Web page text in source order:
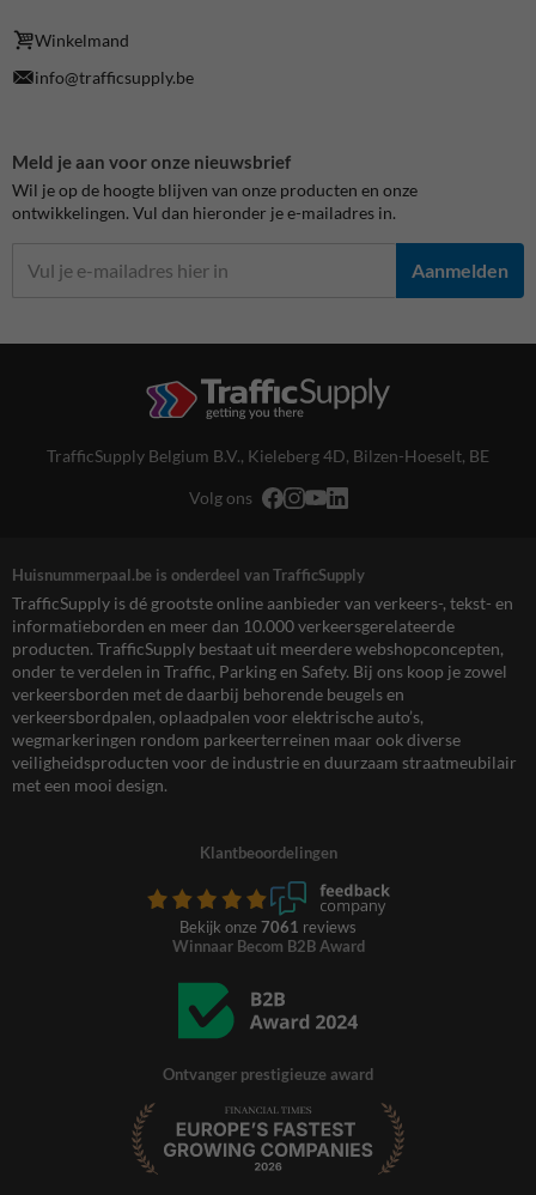
Winkelmand
info@trafficsupply.be
Meld je aan voor onze nieuwsbrief
Wil je op de hoogte blijven van onze producten en onze
ontwikkelingen. Vul dan hieronder je e-mailadres in.
Aanmelden
TrafficSupply Belgium B.V., Kieleberg 4D, Bilzen-Hoeselt, BE
Volg ons
Huisnummerpaal.be is onderdeel van TrafficSupply
TrafficSupply is dé grootste online aanbieder van verkeers-, tekst- en
informatieborden en meer dan 10.000 verkeersgerelateerde
producten. TrafficSupply bestaat uit meerdere webshopconcepten,
onder te verdelen in Traffic, Parking en Safety. Bij ons koop je zowel
verkeersborden met de daarbij behorende beugels en
verkeersbordpalen, oplaadpalen voor elektrische auto’s,
wegmarkeringen rondom parkeerterreinen maar ook diverse
veiligheidsproducten voor de industrie en duurzaam straatmeubilair
met een mooi design.
Klantbeoordelingen
Bekijk onze 7061 reviews
Winnaar Becom B2B Award
Ontvanger prestigieuze award